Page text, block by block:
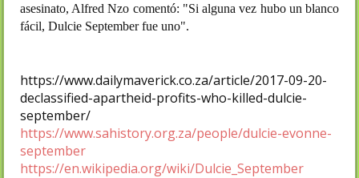
asesinato, Alfred Nzo comentó: "Si alguna vez hubo un blanco
fácil, Dulcie September fue uno".
https://www.dailymaverick.co.za/article/2017-09-20-
declassified-apartheid-profits-who-killed-dulcie-
september/
https://www.sahistory.org.za/people/dulcie-evonne-
september
https://en.wikipedia.org/wiki/Dulcie_September